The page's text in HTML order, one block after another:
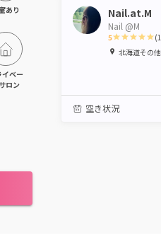
あり
イベー
ロン
Nail.at.M
Nail @M
5
1 2 3 4 5
(1
北海道その他
空き状況